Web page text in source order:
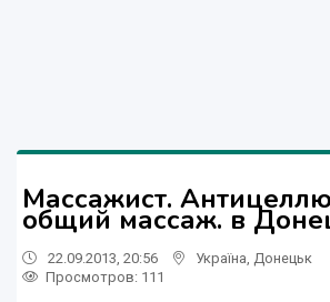
Массажист.
общий массаж. в
22.09.2013, 20:56 Україна Донецьк
Просмотров: 111